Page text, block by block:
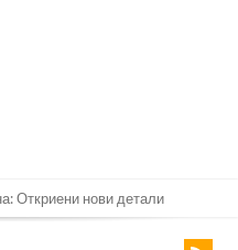
Откриени нови детали
за напад во ноќен клуб – ќе